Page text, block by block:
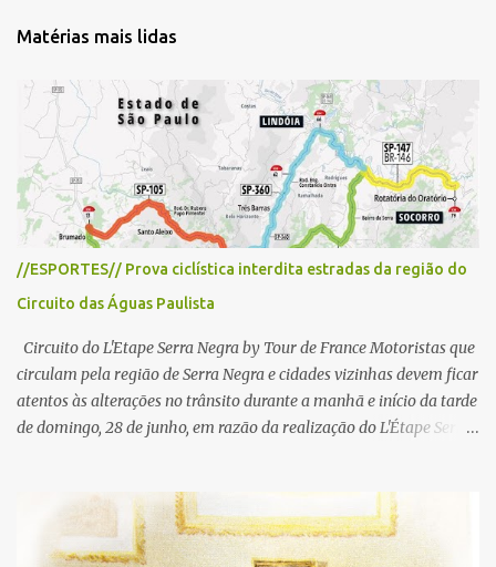
n
i
o
Matérias mais lidas
//ESPORTES// Prova ciclística interdita estradas da região do
Circuito das Águas Paulista
Circuito do L'Etape Serra Negra by Tour de France Motoristas que
circulam pela região de Serra Negra e cidades vizinhas devem ficar
atentos às alterações no trânsito durante a manhã e início da tarde
de domingo, 28 de junho, em razão da realização do L'Étape Serra
reunirá atletas de diferentes regiões do país e terá percursos
passando pelos municípios de Serra Negra, Amparo, Monte Alegre
do Sul, Lindoia e Socorro. Para garantir a segurança dos